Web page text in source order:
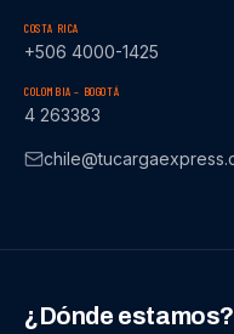
COSTA RICA
+506 4000-1425
COLOMBIA – BOGOTÁ
4 263383
¿Dónde estamos?